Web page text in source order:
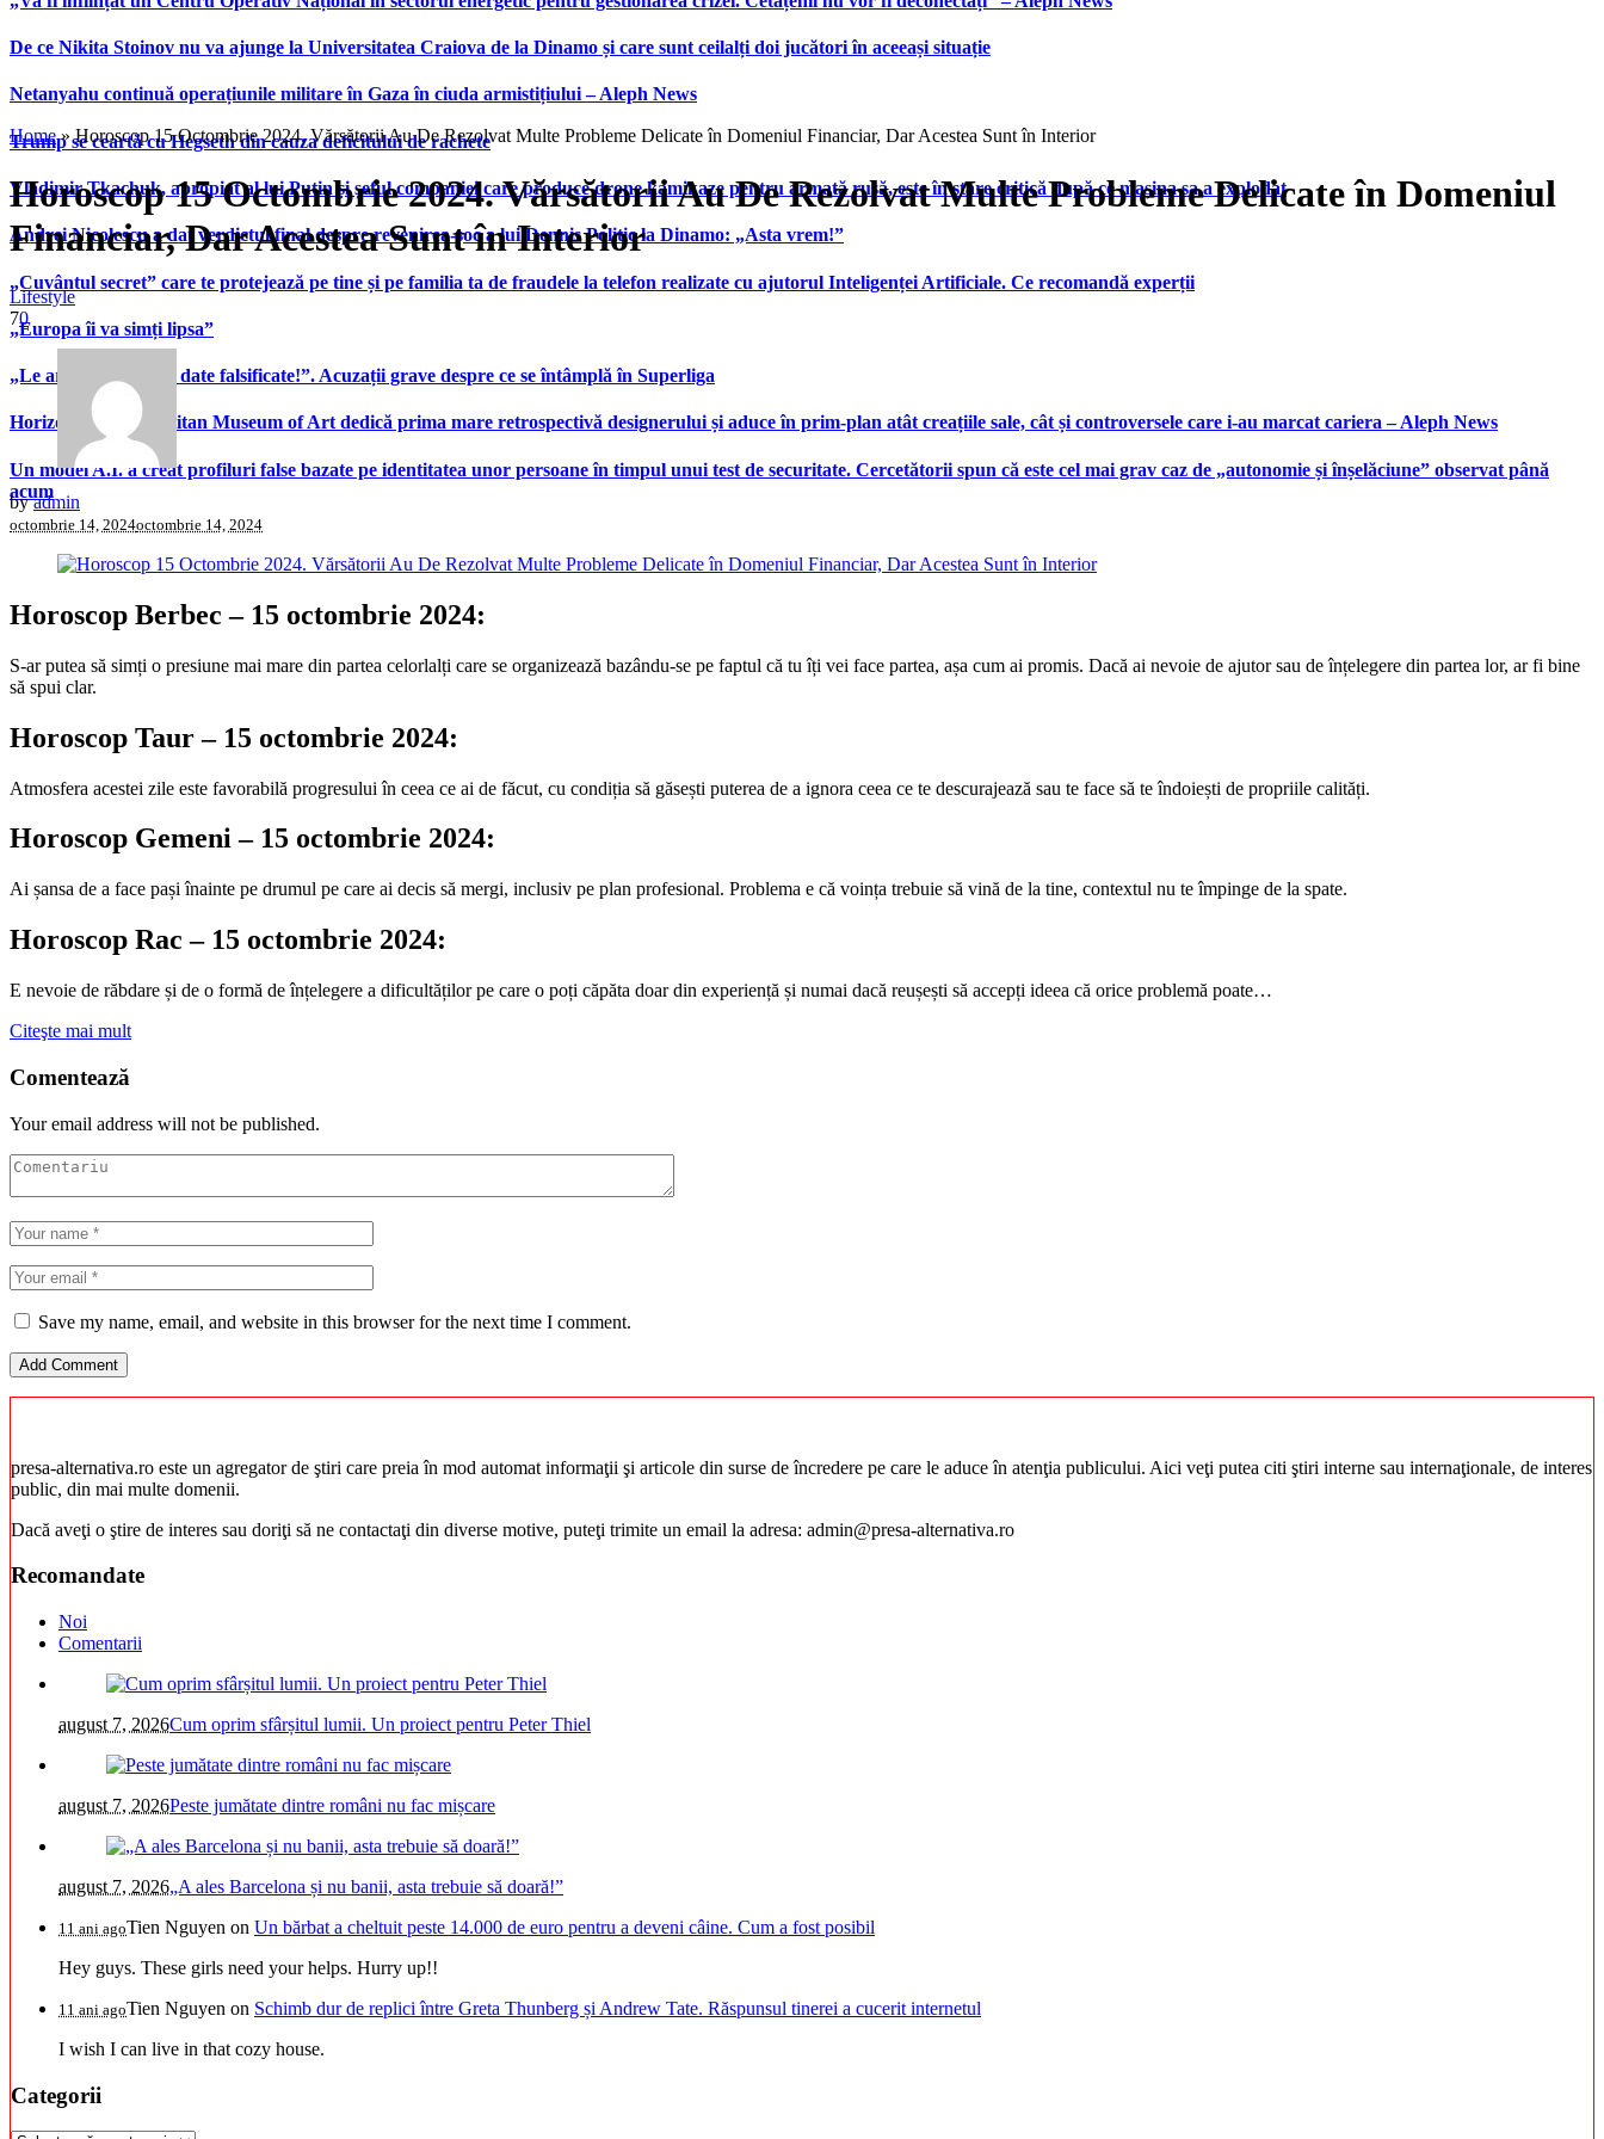
De ce Nikita Stoinov nu va ajunge la Universitatea Craiova de la Dinamo și care sunt ceilalți doi jucători în aceeași situație
Netanyahu continuă operațiunile militare în Gaza în ciuda armistițiului – Aleph News
Trump se ceartă cu Hegseth din cauza deficitului de rachete
Vladimir Tkachuk, apropiat al lui Putin și șeful companiei care produce drone kamikaze pentru armată rusă, este în stare critică după ce mașina sa a explodat
Andrei Nicolescu a dat verdictul final despre revenirea-șoc a lui Dennis Politic la Dinamo: „Asta vrem!”
„Cuvântul secret” care te protejează pe tine și pe familia ta de fraudele la telefon realizate cu ajutorul Inteligenței Artificiale. Ce recomandă experții
„Europa îi va simți lipsa”
„Le arată patronilor date falsificate!”. Acuzații grave despre ce se întâmplă în Superliga
Horizons”. Metropolitan Museum of Art dedică prima mare retrospectivă designerului și aduce în prim-plan atât creațiile sale, cât și controversele care i-au marcat cariera – Aleph News
Un model A.I. a creat profiluri false bazate pe identitatea unor persoane în timpul unui test de securitate. Cercetătorii spun că este cel mai grav caz de „autonomie și înșelăciune” observat până
acum
Home»Horoscop 15 Octombrie 2024. Vărsătorii Au De Rezolvat Multe Probleme Delicate în Domeniul Financiar, Dar Acestea Sunt în Interior
Horoscop 15 Octombrie 2024. Vărsătorii Au De Rezolvat Multe Probleme Delicate în Domeniul
Financiar, Dar Acestea Sunt în Interior
Lifestyle
70
byadmin
octombrie 14, 2024octombrie 14, 2024
Horoscop Berbec – 15 octombrie 2024:
S-ar putea să simți o presiune mai mare din partea celorlalți care se organizează bazându-se pe faptul că tu îți vei face partea, așa cum ai promis. Dacă ai nevoie de ajutor sau de înțelegere din partea lor, ar fi bine
să spui clar.
Horoscop Taur – 15 octombrie 2024:
Atmosfera acestei zile este favorabilă progresului în ceea ce ai de făcut, cu condiția să găsești puterea de a ignora ceea ce te descurajează sau te face să te îndoiești de propriile calități.
Horoscop Gemeni – 15 octombrie 2024:
Ai șansa de a face pași înainte pe drumul pe care ai decis să mergi, inclusiv pe plan profesional. Problema e că voința trebuie să vină de la tine, contextul nu te împinge de la spate.
Horoscop Rac – 15 octombrie 2024:
E nevoie de răbdare și de o formă de înțelegere a dificultăților pe care o poți căpăta doar din experiență și numai dacă reușești să accepți ideea că orice problemă poate…
Citeşte mai mult
Comentează
Your email address will not be published.
Save my name, email, and website in this browser for the next time I comment.
presa-alternativa.ro este un agregator de ştiri care preia în mod automat informaţii şi articole din surse de încredere pe care le aduce în atenţia publicului. Aici veţi putea citi ştiri interne sau internaţionale, de interes
public, din mai multe domenii.
Dacă aveţi o ştire de interes sau doriţi să ne contactaţi din diverse motive, puteţi trimite un email la adresa: admin@presa-alternativa.ro
Recomandate
Noi
Comentarii
august 7, 2026Cum oprim sfârșitul lumii. Un proiect pentru Peter Thiel
august 7, 2026Peste jumătate dintre români nu fac mișcare
august 7, 2026„A ales Barcelona și nu banii, asta trebuie să doară!”
11 ani agoTien Nguyen on Un bărbat a cheltuit peste 14.000 de euro pentru a deveni câine. Cum a fost posibil
Hey guys. These girls need your helps. Hurry up!!
11 ani agoTien Nguyen on Schimb dur de replici între Greta Thunberg și Andrew Tate. Răspunsul tinerei a cucerit internetul
I wish I can live in that cozy house.
Categorii